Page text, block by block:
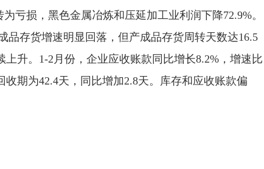
亏损，黑色金属冶炼和压延加工业利润下降72.9%。
品存货增速明显回落，但产成品存货周转天数达16.5
升。1-2月份，企业应收账款同比增长8.2%，增速比
期为42.4天，同比增加2.8天。库存和应收账款偏